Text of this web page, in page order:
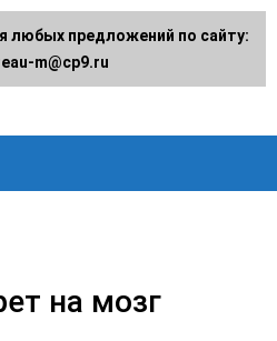
на мозг
любых предложений по сайту:
m@cp9.ru